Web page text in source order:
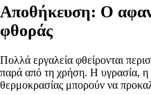
Αποθήκευση: Ο
φθοράς
Πολλά εργαλεία φθείρονται
παρά από τη χρήση. Η υγρασία, η
θερμοκρασίας μπορούν να